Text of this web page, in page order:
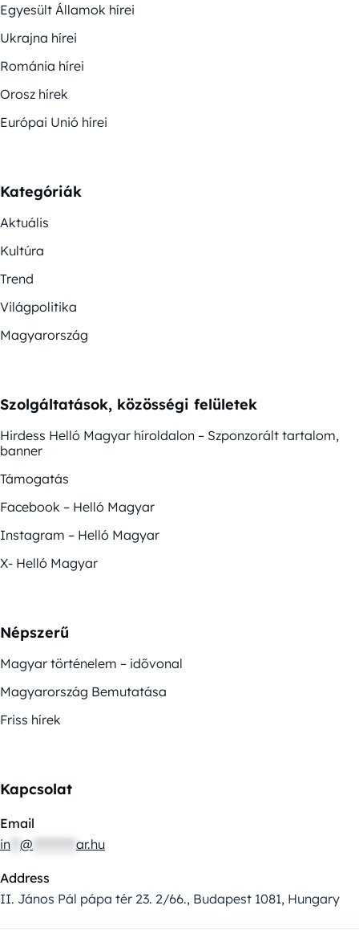
Egyesült Államok hírei
Ukrajna hírei
Románia hírei
Orosz hírek
Európai Unió hírei
Kategóriák
Aktuális
Kultúra
Trend
Világpolitika
Magyarország
Szolgáltatások, közösségi felületek
Hirdess Helló Magyar híroldalon – Szponzorált tartalom,
banner
Támogatás
Facebook – Helló Magyar
Instagram – Helló Magyar
X- Helló Magyar
Népszerű
Magyar történelem – idővonal
Magyarország Bemutatása
Friss hírek
Kapcsolat
Email
in @ ar.hu
Address
II. János Pál pápa tér 23. 2/66., Budapest 1081, Hungary